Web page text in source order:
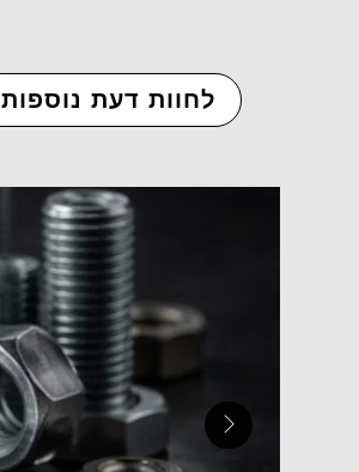
לחוות דעת נוספות